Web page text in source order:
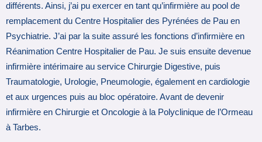
différents. Ainsi, j’ai pu exercer en tant qu’infirmière au pool de
remplacement du Centre Hospitalier des Pyrénées de Pau en
Psychiatrie. J’ai par la suite assuré les fonctions d’infirmière en
Réanimation Centre Hospitalier de Pau. Je suis ensuite devenue
infirmière intérimaire au service Chirurgie Digestive, puis
Traumatologie, Urologie, Pneumologie, également en cardiologie
et aux urgences puis au bloc opératoire. Avant de devenir
infirmière en Chirurgie et Oncologie à la Polyclinique de l’Ormeau
à Tarbes.